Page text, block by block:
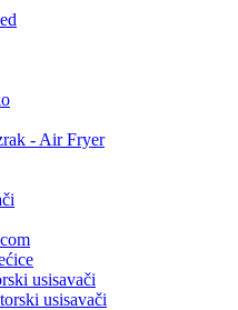
- Air Fryer
usisavači
usisavači